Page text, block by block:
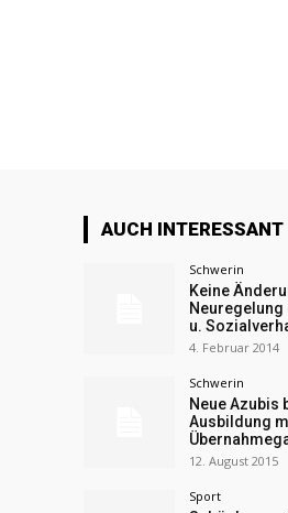
AUCH INTERESSANT
Schwerin
Keine
u.
4. Februar 2014
Schwerin
Neue Azubis
Ausbildung
12. August 2015
Sport